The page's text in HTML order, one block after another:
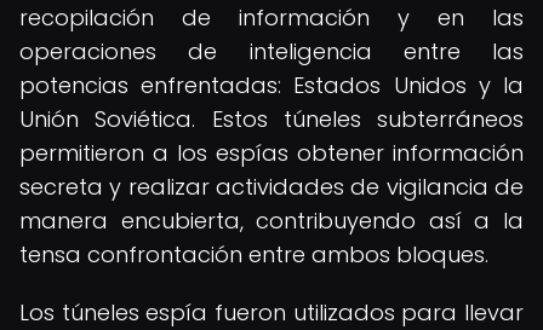
recopilación de información y en las
operaciones de inteligencia entre las
potencias enfrentadas: Estados Unidos y la
Unión Soviética. Estos túneles subterráneos
permitieron a los espías obtener información
secreta y realizar actividades de vigilancia de
manera encubierta, contribuyendo así a la
tensa confrontación entre ambos bloques.
Los túneles espía fueron utilizados para llevar